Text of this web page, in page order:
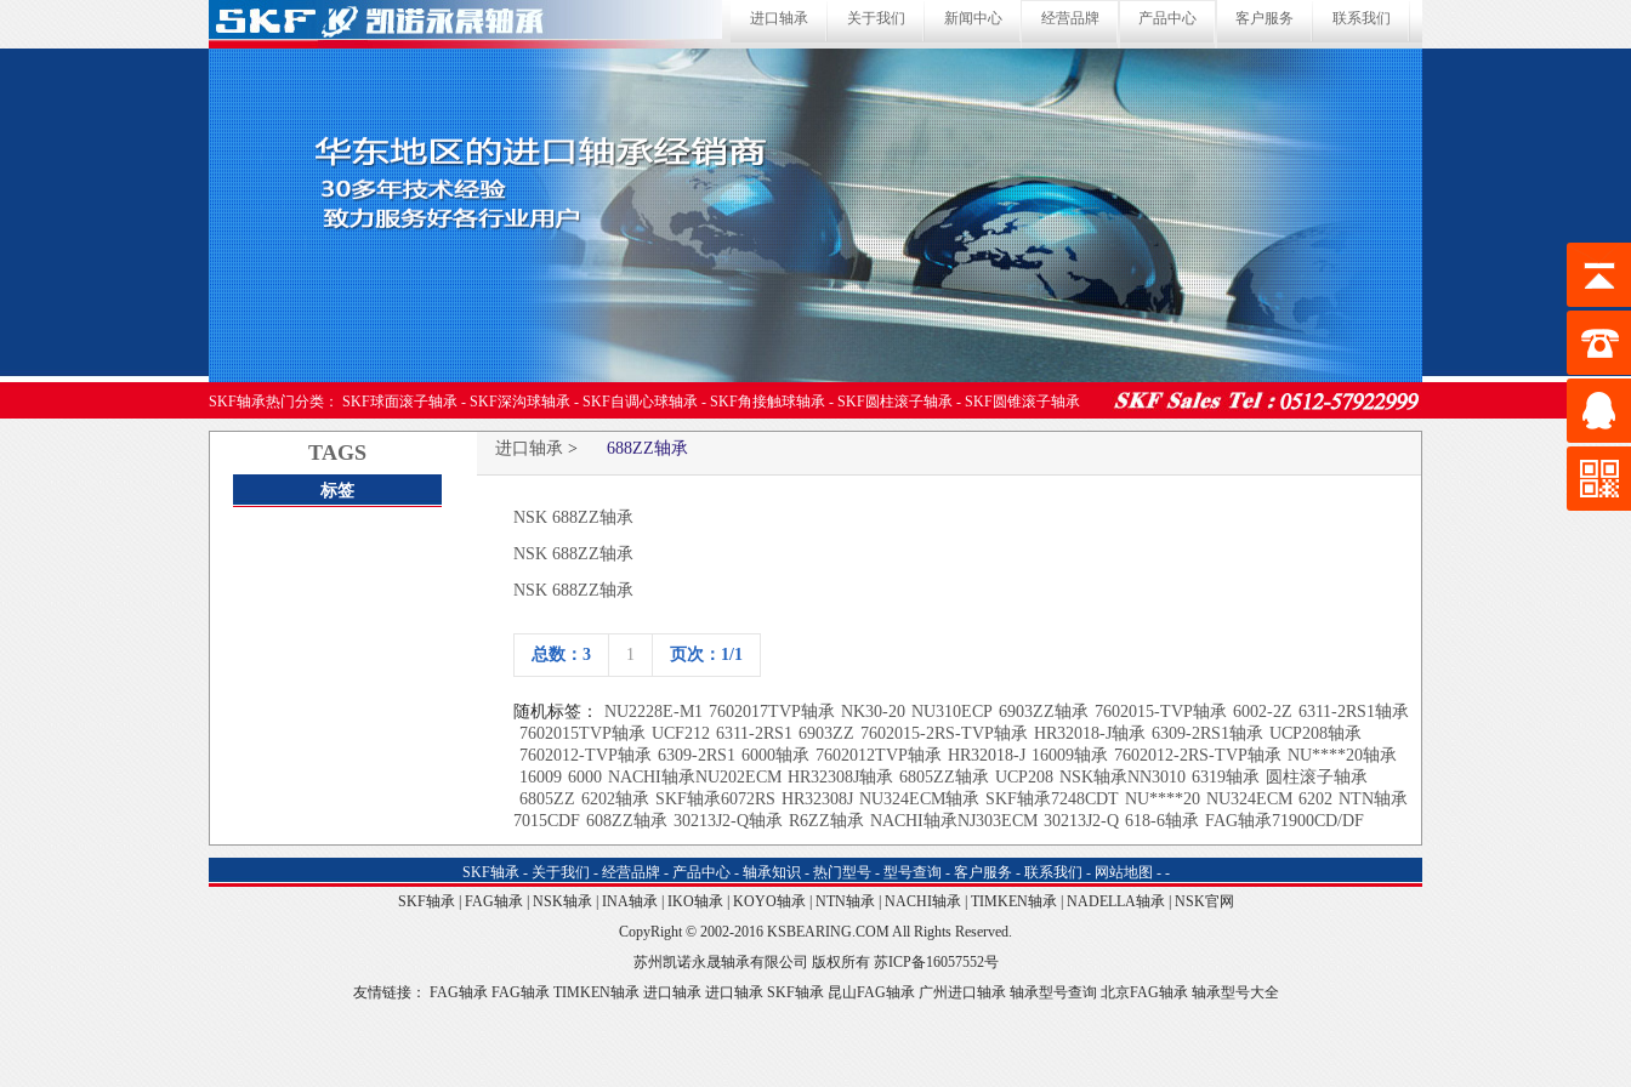
进口轴承
进口轴承 关于我们 新闻中心 经营品牌 产品中心 客户服务 联系我们
SKF轴承热门分类： SKF球面滚子轴承 - SKF深沟球轴承 - SKF自调心球轴承 - SKF角接触球轴承 - SKF圆柱滚子轴承 - SKF圆锥滚子轴承
TAGS
标签
进口轴承 > 688ZZ轴承
NSK 688ZZ轴承
NSK 688ZZ轴承
NSK 688ZZ轴承
总数：3 1 页次：1/1
随机标签： NU2228E-M1 7602017TVP轴承 NK30-20 NU310ECP 6903ZZ轴承 7602015-TVP轴承 6002-2Z 6311-2RS1轴承
7602015TVP轴承 UCF212 6311-2RS1 6903ZZ 7602015-2RS-TVP轴承 HR32018-J轴承 6309-2RS1轴承 UCP208轴承
7602012-TVP轴承 6309-2RS1 6000轴承 7602012TVP轴承 HR32018-J 16009轴承 7602012-2RS-TVP轴承 NU****20轴承
16009 6000 NACHI轴承NU202ECM HR32308J轴承 6805ZZ轴承 UCP208 NSK轴承NN3010 6319轴承 圆柱滚子轴承
6805ZZ 6202轴承 SKF轴承6072RS HR32308J NU324ECM轴承 SKF轴承7248CDT NU****20 NU324ECM 6202 NTN轴承
7015CDF 608ZZ轴承 30213J2-Q轴承 R6ZZ轴承 NACHI轴承NJ303ECM 30213J2-Q 618-6轴承 FAG轴承71900CD/DF
SKF轴承- 关于我们 - 经营品牌- 产品中心- 轴承知识 - 热门型号- 型号查询 - 客户服务- 联系我们 - 网站地图 - -
SKF轴承| FAG轴承| NSK轴承| INA轴承| IKO轴承| KOYO轴承| NTN轴承| NACHI轴承| TIMKEN轴承| NADELLA轴承| NSK官网
CopyRight © 2002-2016 KSBEARING.COM All Rights Reserved.
苏州凯诺永晟轴承有限公司 版权所有 苏ICP备16057552号
友情链接： FAG轴承 FAG轴承 TIMKEN轴承 进口轴承 进口轴承 SKF轴承 昆山FAG轴承 广州进口轴承 轴承型号查询 北京FAG轴承 轴承型号大全